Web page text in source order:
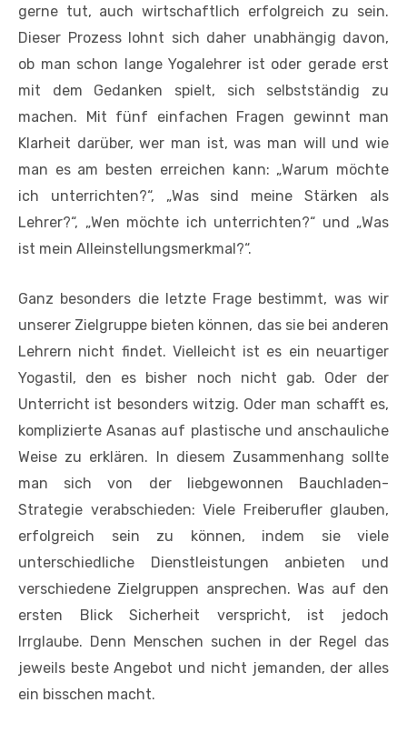
gerne tut, auch wirtschaftlich erfolgreich zu sein.
Dieser Prozess lohnt sich daher unabhängig davon,
ob man schon lange Yogalehrer ist oder gerade erst
mit dem Gedanken spielt, sich selbstständig zu
machen. Mit fünf einfachen Fragen gewinnt man
Klarheit darüber, wer man ist, was man will und wie
man es am besten erreichen kann: „Warum möchte
ich unterrichten?“, „Was sind meine Stärken als
Lehrer?“, „Wen möchte ich unterrichten?“ und „Was
ist mein Alleinstellungsmerkmal?“.
Ganz besonders die letzte Frage bestimmt, was wir
unserer Zielgruppe bieten können, das sie bei anderen
Lehrern nicht findet. Vielleicht ist es ein neuartiger
Yogastil, den es bisher noch nicht gab. Oder der
Unterricht ist besonders witzig. Oder man schafft es,
komplizierte Asanas auf plastische und anschauliche
Weise zu erklären. In diesem Zusammenhang sollte
man sich von der liebgewonnen Bauchladen-
Strategie verabschieden: Viele Freiberufler glauben,
erfolgreich sein zu können, indem sie viele
unterschiedliche Dienstleistungen anbieten und
verschiedene Zielgruppen ansprechen. Was auf den
ersten Blick Sicherheit verspricht, ist jedoch
Irrglaube. Denn Menschen suchen in der Regel das
jeweils beste Angebot und nicht jemanden, der alles
ein bisschen macht.